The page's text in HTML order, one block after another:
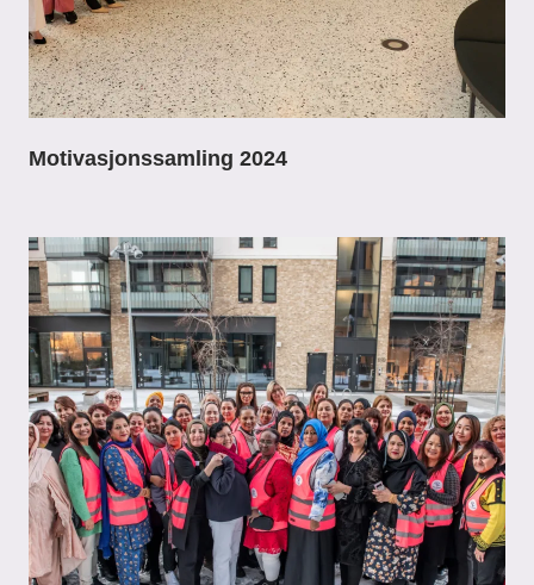
Motivasjonssamling 2024